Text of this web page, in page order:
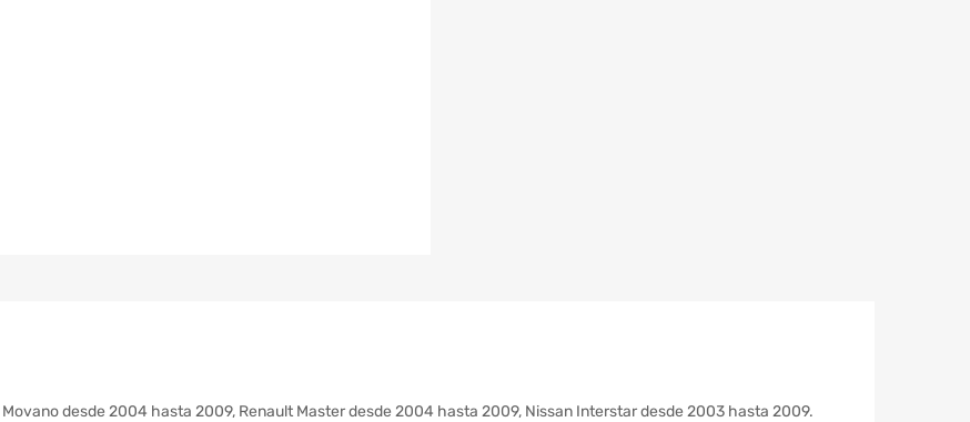
desde 2004 hasta 2009, Renault Master desde 2004 hasta 2009, Nissan Interstar desde 2003 hasta 2009.